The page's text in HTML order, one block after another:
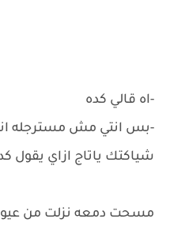
-اه قالي كده
-بس انتي مش مسترجله
شياكتك ياتاج ازاي
مسحت دمعه نزلت من